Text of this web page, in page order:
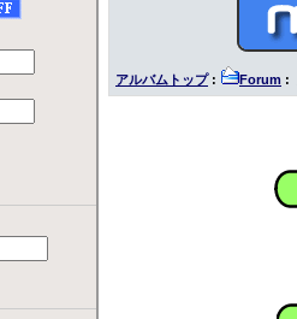
アルバムトップ: Forum :